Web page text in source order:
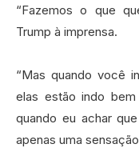
“Fazemos o que
Trump à imprensa.
“Mas quando você
elas estão indo
quando eu achar
apenas uma